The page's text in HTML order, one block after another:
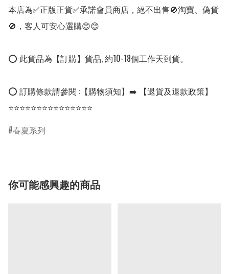
本店為✅正版正貨✅承諾會員商店，絕不出售🚫淘寶、偽貨
🚫，客人可安心選購😊😊
⭕ 此貨品為【訂購】貨品, 約10-18個工作天到貨。
⭕ 訂購條款請參閱 :【購物須知】➡️ 【退貨及退款政策】
⭐⭐⭐⭐⭐⭐⭐⭐⭐⭐⭐⭐⭐⭐⭐
春夏系列
你可能感興趣的商品